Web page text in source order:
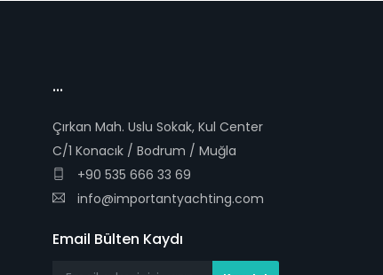
...
Çırkan Mah. Uslu Sokak, Kul Center
C/1 Konacık / Bodrum / Muğla
+90 535 666 33 69
info@importantyachting.com
Email Bülten Kaydı